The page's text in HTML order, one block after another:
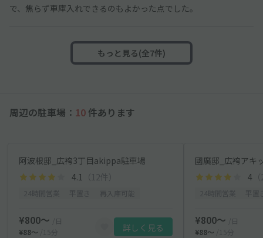
で、焦らず車庫入れできるのもよかった点でした。
もっと見る(全7件)
周辺の駐車場： 10 件あります
阿波根邸_広袴3丁目akippa駐車場
4.1
（12件）
¥800〜
/日
¥88〜
/15分 詳しく見る
國廣邸_広袴アキ
4
¥800〜
/日
¥88〜
/15分